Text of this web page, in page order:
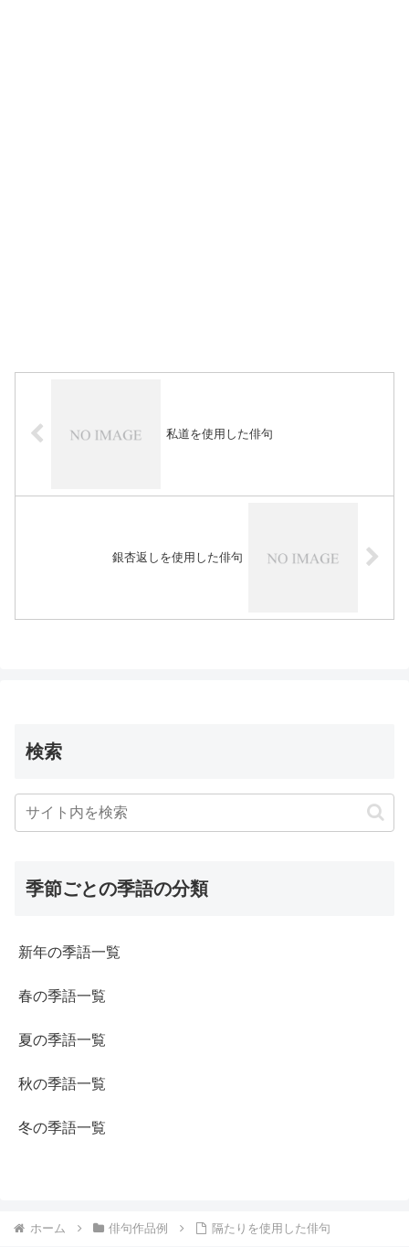
私道を使用した俳句
銀杏返しを使用した俳句
検索
季節ごとの季語の分類
新年の季語一覧
春の季語一覧
夏の季語一覧
秋の季語一覧
冬の季語一覧
ホーム 俳句作品例 隔たりを使用した俳句